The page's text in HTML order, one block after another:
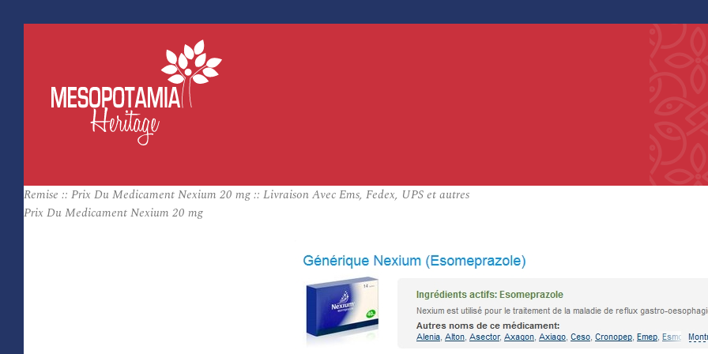
Remise :: Prix Du Medicament Nexium 20 mg :: Livraison Avec Ems, Fedex, UPS et autres
Prix Du Medicament Nexium 20 mg